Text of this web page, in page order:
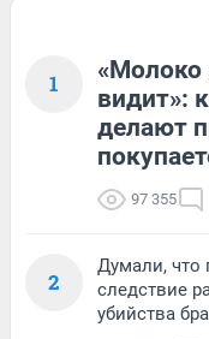
1
«Молоко
видит»:
делают
97 355
2
Думали, что
следствие
убийства